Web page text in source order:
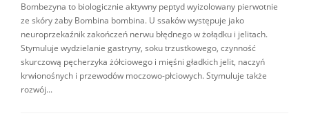
Bombezyna to biologicznie aktywny peptyd wyizolowany pierwotnie
ze skóry żaby Bombina bombina. U ssaków występuje jako
neuroprzekaźnik zakończeń nerwu błędnego w żołądku i jelitach.
Stymuluje wydzielanie gastryny, soku trzustkowego, czynność
skurczową pęcherzyka żółciowego i mięśni gładkich jelit, naczyń
krwionośnych i przewodów moczowo-płciowych. Stymuluje także
rozwój...